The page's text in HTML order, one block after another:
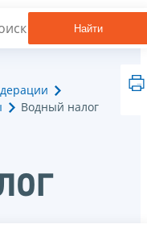
Найти
Водный налог